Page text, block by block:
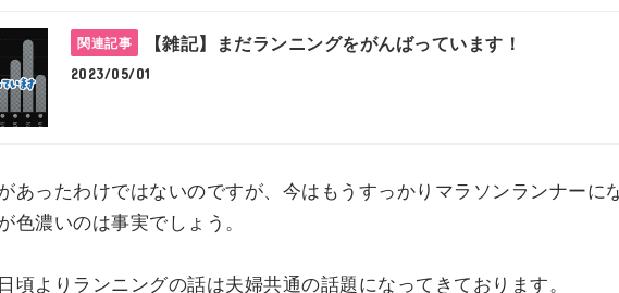
【雑記】まだランニングをがんばっています！
2023/05/01
あったわけではないのですが、今はもうすっかりマラソンランナーに
色濃いのは事実でしょう。
頃よりランニングの話は夫婦共通の話題になってきております。